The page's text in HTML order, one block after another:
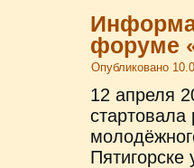
форуме
Опубликовано
12 апреля
стартовала
Пятигорске